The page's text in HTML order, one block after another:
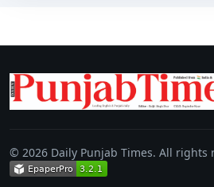
© 2026 Daily Punjab Times. All rights